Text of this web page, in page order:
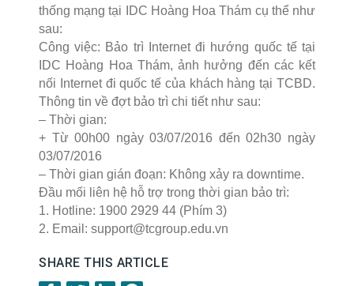
thống mạng tại IDC Hoàng Hoa Thám cụ thể như
sau:
Công việc: Bảo trì Internet đi hướng quốc tế tại
IDC Hoàng Hoa Thám, ảnh hưởng đến các kết
nối Internet đi quốc tế của khách hàng tại TCBD.
Thông tin về đợt bảo trì chi tiết như sau:
– Thời gian:
+ Từ 00h00 ngày 03/07/2016 đến 02h30 ngày
03/07/2016
– Thời gian gián đoạn: Không xảy ra downtime.
Đầu mối liên hệ hỗ trợ trong thời gian bảo trì:
1. Hotline: 1900 2929 44 (Phím 3)
2. Email: support@tcgroup.edu.vn
SHARE THIS ARTICLE